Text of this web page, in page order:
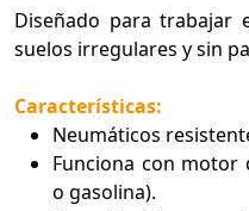
Diseñado para trabajar
suelos irregulares y sin
Características:
Neumáticos
Funciona con motor
o gasolina).